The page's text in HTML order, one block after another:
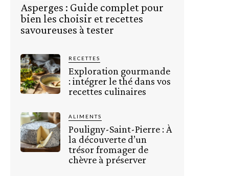
Asperges : Guide complet pour
bien les choisir et recettes
savoureuses à tester
RECETTES
Exploration gourmande
: intégrer le thé dans vos
recettes culinaires
ALIMENTS
Pouligny-Saint-Pierre : À
la découverte d’un
trésor fromager de
chèvre à préserver